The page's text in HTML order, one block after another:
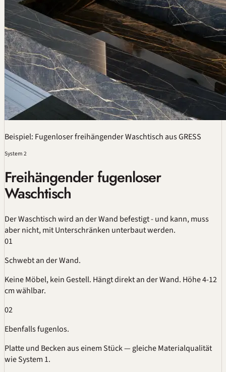
Beispiel: Fugenloser freihängender Waschtisch aus GRESS
System 2
Freihängender fugenloser
Waschtisch
Der Waschtisch wird an der Wand befestigt - und kann, muss
aber nicht, mit Unterschränken unterbaut werden.
01
Schwebt an der Wand.
Keine Möbel, kein Gestell. Hängt direkt an der Wand. Höhe 4-12
cm wählbar.
02
Ebenfalls fugenlos.
Platte und Becken aus einem Stück — gleiche Materialqualität
wie System 1.